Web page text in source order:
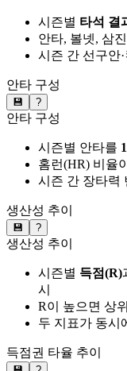
시즌별 타석 결
안타, 볼넷, 삼
시즌 간 선구안
안타 구성
💾 ?
안타 구성
시즌별 안타를
홈런(HR) 비율
시즌 간 장타력
생산성 추이
💾 ?
생산성 추이
시즌별 득점(R)
시
R이 높으면 상
두 지표가 동시
득점권 타율 추이